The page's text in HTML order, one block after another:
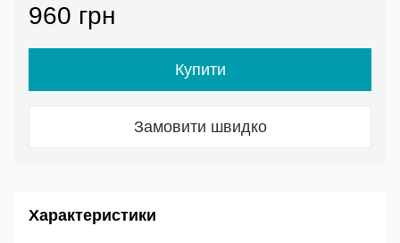
960 грн
Купити
Замовити швидко
Характеристики